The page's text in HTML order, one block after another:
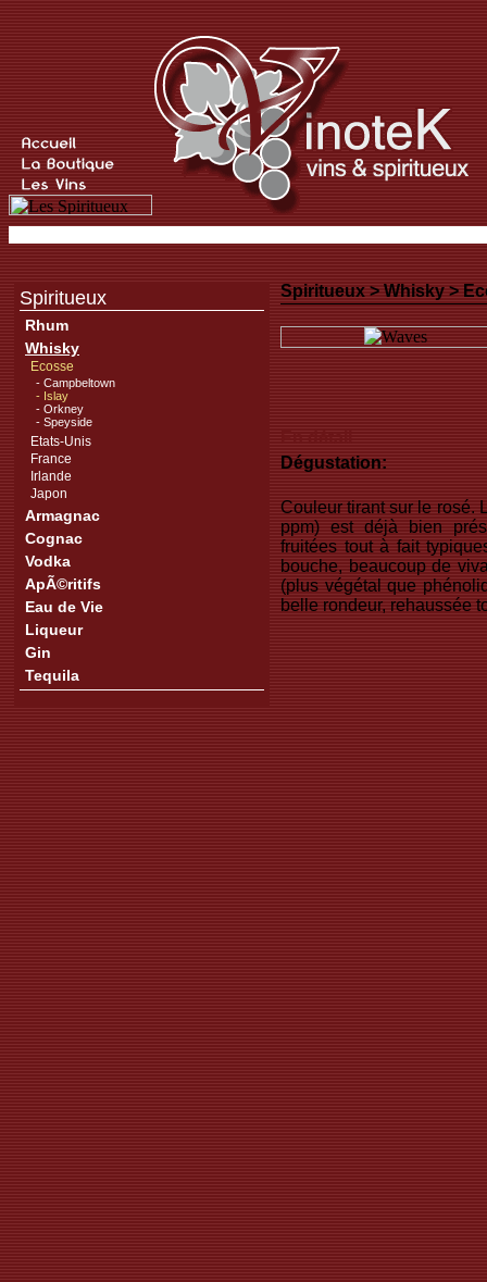
Spiritueux
Rhum
Whisky
Ecosse
- Campbeltown
- Islay
- Orkney
- Speyside
Etats-Unis
France
Irlande
Japon
Armagnac
Cognac
Vodka
ApÃ©ritifs
Eau de Vie
Liqueur
Gin
Tequila
Spiritueux > Whisky >
Dégustation:
Couleur tirant sur le rosé.
ppm) est déjà bien
fruitées tout à fait
bouche, beaucoup de
(plus végétal que
belle rondeur, rehaussée